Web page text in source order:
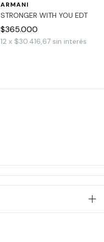
ARMANI
STRONGER WITH YOU EDT
$365.000
12 x $30.416,67 sin interés